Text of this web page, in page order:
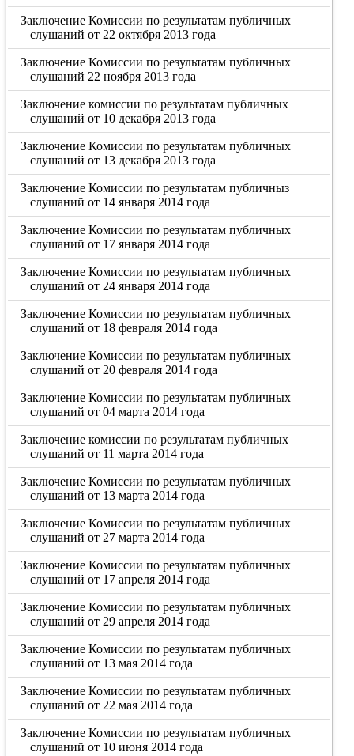
Заключение Комиссии по результатам публичных
слушаний от 22 октября 2013 года
Заключение Комиссии по результатам публичных
слушаний 22 ноября 2013 года
Заключение комиссии по результатам публичных
слушаний от 10 декабря 2013 года
Заключение Комиссии по результатам публичных
слушаний от 13 декабря 2013 года
Заключение Комиссии по результатам публичныз
слушаний от 14 января 2014 года
Заключение Комиссии по результатам публичных
слушаний от 17 января 2014 года
Заключение Комиссии по результатам публичных
слушаний от 24 января 2014 года
Заключение Комиссии по результатам публичных
слушаний от 18 февраля 2014 года
Заключение Комиссии по результатам публичных
слушаний от 20 февраля 2014 года
Заключение Комиссии по результатам публичных
слушаний от 04 марта 2014 года
Заключение комиссии по результатам публичных
слушаний от 11 марта 2014 года
Заключение Комиссии по результатам публичных
слушаний от 13 марта 2014 года
Заключение Комиссии по результатам публичных
слушаний от 27 марта 2014 года
Заключение Комиссии по результатам публичных
слушаний от 17 апреля 2014 года
Заключение Комиссии по результатам публичных
слушаний от 29 апреля 2014 года
Заключение Комиссии по результатам публичных
слушаний от 13 мая 2014 года
Заключение Комиссии по результатам публичных
слушаний от 22 мая 2014 года
Заключение Комиссии по результатам публичных
слушаний от 10 июня 2014 года